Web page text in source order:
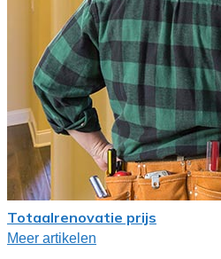
Totaalrenovatie prijs
Meer artikelen